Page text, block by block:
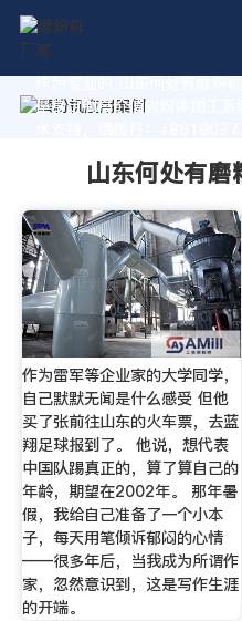
作为专业的 山东何处有磨粉
量身定制高价值的粉体加工系
山东何处有
作为雷军等企业家的大学同学，
自己默默无闻是什么感受 但他
买了张前往山东的火车票，去蓝
翔足球报到了。 他说，想代表
中国队踢真正的，算了算自己的
年龄，期望在2002年。 那年暑
假，我给自己准备了一个小本
子，每天用笔倾诉郁闷的心情
——很多年后，当我成为所谓作
家，忽然意识到，这是写作生涯
的开端。